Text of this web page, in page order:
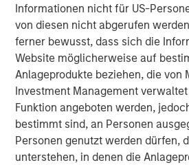
Informationen nicht für US-
von diesen nicht abgerufen
ferner bewusst, dass sich die
Website möglicherweise auf
Anlageprodukte beziehen, die von
Investment Management
Funktion angeboten werden,
bestimmt sind, an Personen
Personen genutzt werden dürfen,
unterstehen, in denen die
Over the past year, commerce has
transformed for the businesses
backbone of the global economy.
fast and easy ways to sell online,
merchants plan to invest even
experiences that will unite their
operations. Lightspeed will acquire
best-in-class global eCommerce
customers to create standalone
Once integrated, the combination